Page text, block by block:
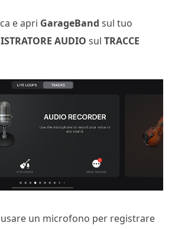
e apri GarageBand sul tuo
AUDIO sul TRACCE
un microfono per registrare